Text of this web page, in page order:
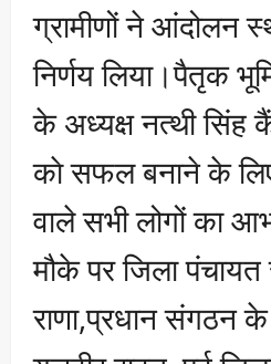
ग्रामीणों ने आंदोलन
निर्णय लिया।पैतृक
के अध्यक्ष नत्थी सिंह
काे सफल बनाने के
वाले सभी लोगों का
मौके पर जिला
राणा,प्रधान संगठन